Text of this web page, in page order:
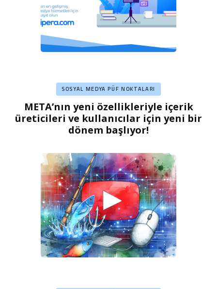
SOSYAL MEDYA PÜF NOKTALARI
META’nın yeni özellikleriyle içerik
üreticileri ve kullanıcılar için yeni bir
dönem başlıyor!